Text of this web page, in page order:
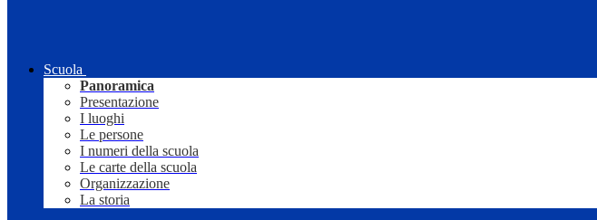
Scuola
Panoramica
Presentazione
I luoghi
Le persone
I numeri della scuola
Le carte della scuola
Organizzazione
La storia